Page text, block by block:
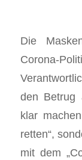
Die
Corona-
den Betrug
klar
retten“,
mit dem